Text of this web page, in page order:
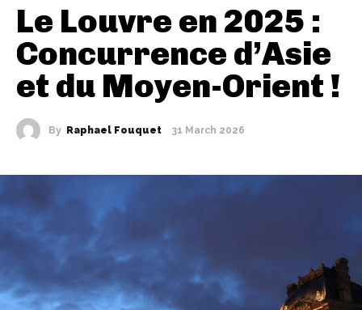
Le Louvre en 2025 :
Concurrence d’Asie
et du Moyen-Orient !
By Raphael Fouquet 31 March 2026